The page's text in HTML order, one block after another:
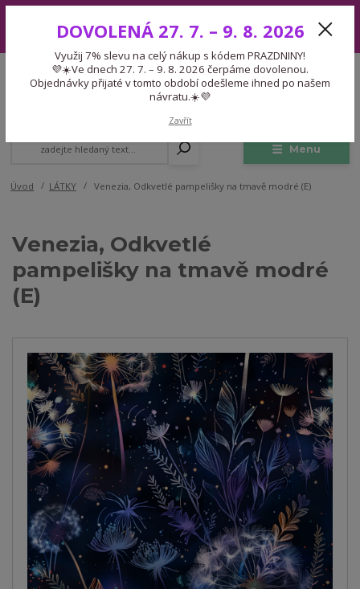
7. – 9. 8. 2026 čerpáme dovolenou. Objednávky přijaté v tomto období
odešleme ihned po našem návratu.☀️💜
Menu
CZK
Expedice 775 866 913
Po-Čt 9-15:30 Pá 9-14:30 Pauza 13-13:45
Úvod LÁTKY Venezia, Odkvetlé pampelišky na tmavě modré (E)
Venezia, Odkvetlé
pampelišky na tmavě modré
(E)
DOVOLENÁ 27. 7. – 9. 8. 2026
Využij 7% slevu na celý nákup s kódem PRAZDNINY!
💜☀️Ve dnech 27. 7. – 9. 8. 2026 čerpáme dovolenou.
Objednávky přijaté v tomto období odešleme ihned po našem
návratu.☀️💜
Zavřít